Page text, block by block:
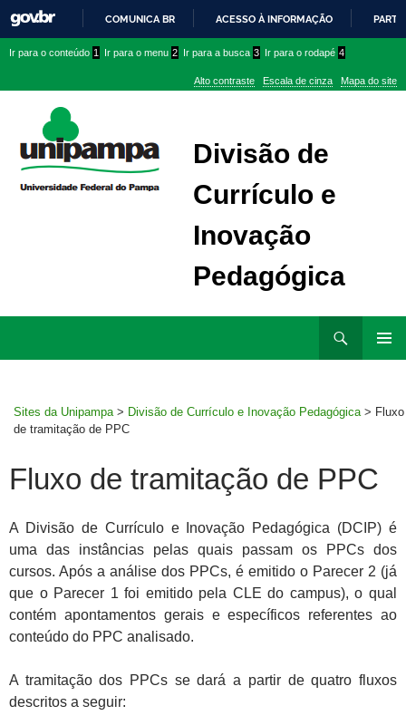
PARA
CONTEÚDO
COMUNICA BR ACESSO À INFORMAÇÃO
conteúdo
menu
superior
menu
Ir para o conteúdo 1 Ir para o menu 2 Ir para a busca 3 Ir para o rodapé 4
Alto contraste Escala de cinza Mapa do site
Divisão de
Currículo e
Inovação
Pedagógica
Sites da Unipampa > Divisão de Currículo e Inovação Pedagógica > Fluxo
de tramitação de PPC
Fluxo de tramitação de PPC
A Divisão de Currículo e Inovação Pedagógica (DCIP) é
uma das instâncias pelas quais passam os PPCs dos
cursos. Após a análise dos PPCs, é emitido o Parecer 2 (já
que o Parecer 1 foi emitido pela CLE do campus), o qual
contém apontamentos gerais e específicos referentes ao
conteúdo do PPC analisado.
A tramitação dos PPCs se dará a partir de quatro fluxos
descritos a seguir: